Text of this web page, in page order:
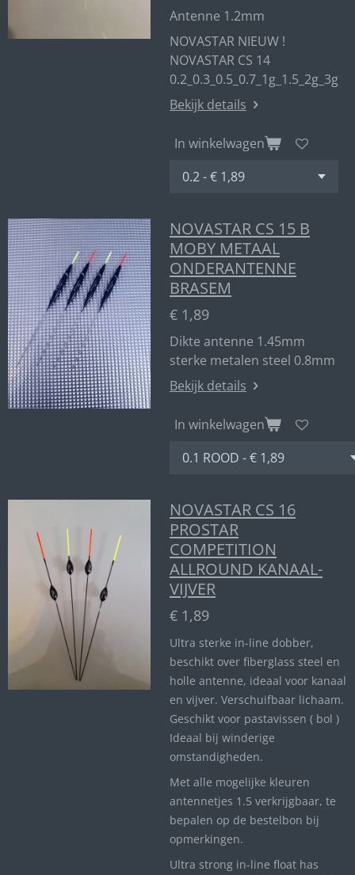
Antenne 1.2mm
NOVASTAR NIEUW !
NOVASTAR CS 14
0.2_0.3_0.5_0.7_1g_1.5_2g_3g
Bekijk details
In winkelwagen
NOVASTAR CS 15 B
MOBY METAAL
ONDERANTENNE
BRASEM
€ 1,89
Dikte antenne 1.45mm
sterke metalen steel 0.8mm
Bekijk details
In winkelwagen
NOVASTAR CS 16
PROSTAR
COMPETITION
ALLROUND KANAAL-
VIJVER
€ 1,89
Ultra sterke in-line dobber,
beschikt over fiberglass steel en
holle antenne, ideaal voor kanaal
en vijver. Verschuifbaar lichaam.
Geschikt voor pastavissen ( bol )
Ideaal bij winderige
omstandigheden.
Met alle mogelijke kleuren
antennetjes 1.5 verkrijgbaar, te
bepalen op de bestelbon bij
opmerkingen.
Ultra strong in-line float has